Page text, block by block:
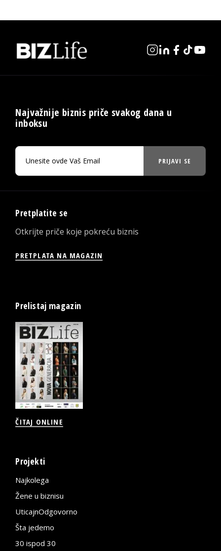
Najvažnije biznis priče svakog dana u
inboksu
PRIJAVI SE
Pretplatite se
Otkrijte priče koje pokreću biznis
PRETPLATA NA MAGAZIN
Prelistaj magazin
ČITAJ ONLINE
Projekti
Najkolega
Žene u biznisu
UticajnOdgovorno
Šta jedemo
30 ispod 30